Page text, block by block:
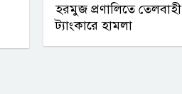
হরমুজ প্রণালিতে তেলবাহী
ট্যাংকারে হামলা